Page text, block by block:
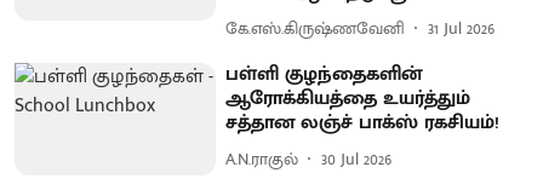
கே.எஸ்.கிருஷ்ணவேனி 31 Jul 2026
பள்ளி குழந்தைகளின்
ஆரோக்கியத்தை உயர்த்தும்
சத்தான லஞ்ச் பாக்ஸ் ரகசியம்!
A.N.ராகுல் 30 Jul 2026